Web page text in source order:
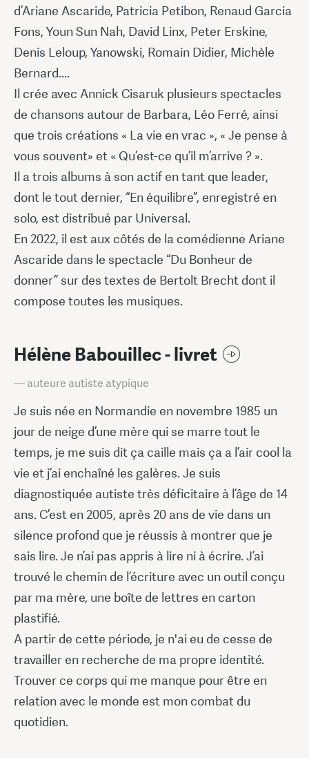
d’Ariane Ascaride, Patricia Petibon, Renaud Garcia
Fons, Youn Sun Nah, David Linx, Peter Erskine,
Denis Leloup, Yanowski, Romain Didier, Michèle
Bernard....
Il crée avec Annick Cisaruk plusieurs spectacles
de chansons autour de Barbara, Léo Ferré, ainsi
que trois créations « La vie en vrac », « Je pense à
vous souvent» et « Qu’est-ce qu’il m’arrive ? ».
Il a trois albums à son actif en tant que leader,
dont le tout dernier, “En équilibre”, enregistré en
solo, est distribué par Universal.
En 2022, il est aux côtés de la comédienne Ariane
Ascaride dans le spectacle “Du Bonheur de
donner” sur des textes de Bertolt Brecht dont il
compose toutes les musiques.
Hélène Babouillec - livret
— auteure autiste atypique
Je suis née en Normandie en novembre 1985 un
jour de neige d’une mère qui se marre tout le
temps, je me suis dit ça caille mais ça a l’air cool la
vie et j’ai enchaîné les galères. Je suis
diagnostiquée autiste très déficitaire à l’âge de 14
ans. C’est en 2005, après 20 ans de vie dans un
silence profond que je réussis à montrer que je
sais lire. Je n’ai pas appris à lire ni à écrire. J’ai
trouvé le chemin de l’écriture avec un outil conçu
par ma mère, une boîte de lettres en carton
plastifié.
A partir de cette période, je n'ai eu de cesse de
travailler en recherche de ma propre identité.
Trouver ce corps qui me manque pour être en
relation avec le monde est mon combat du
quotidien.